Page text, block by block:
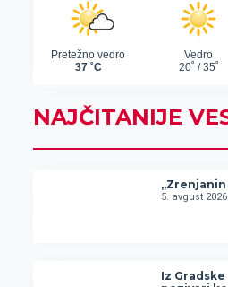
NAJČITANIJE
„Zrenjanin
5. avgust 2026.
Iz